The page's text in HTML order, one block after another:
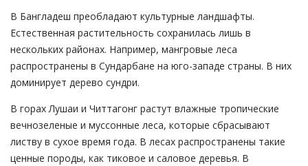
В Бангладеш преобладают культурные ландшафты.
Естественная растительность сохранилась лишь в
нескольких районах. Например, мангровые леса
распространены в Сундарбане на юго-западе страны. В них
доминирует дерево сундри.
В горах Лушаи и Читтагонг растут влажные тропические
вечнозеленые и муссонные леса, которые сбрасывают
листву в сухое время года. В лесах распространены такие
ценные породы, как тиковое и саловое деревья. В